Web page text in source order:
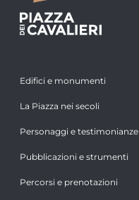
Edifici e monumenti
La Piazza nei secoli
Personaggi e testimonianze
Pubblicazioni e strumenti
Percorsi e prenotazioni